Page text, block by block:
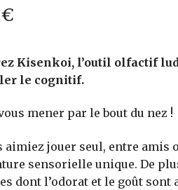
€
Kisenkoi, l’outil olfactif
le cognitif.
mener par le bout du nez !
aimiez jouer seul, entre
sensorielle unique. De
dont l’odorat et le goût sont